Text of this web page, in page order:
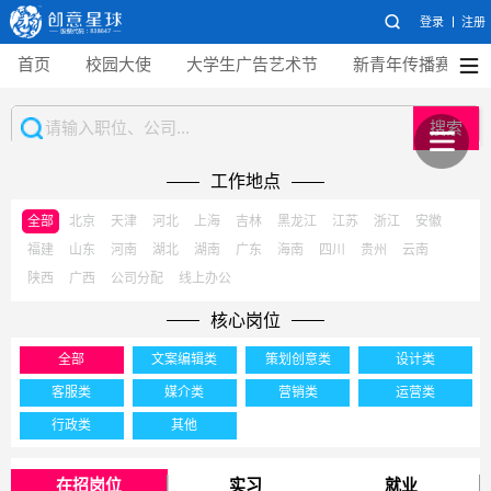
登录 注册
首页 校园大使 大学生广告艺术节 新青年传播赛
搜索
工作地点
全部 北京 天津 河北 上海 吉林 黑龙江 江苏 浙江
安徽
福建
山东 河南 湖北 湖南 广东 海南 四川 贵州
云南
陕西
广西 公司分配 线上办公
核心岗位
全部 文案编辑类 策划创意类 设计类
客服类 媒介类 营销类 运营类
行政类 其他
在招岗位 实习 就业